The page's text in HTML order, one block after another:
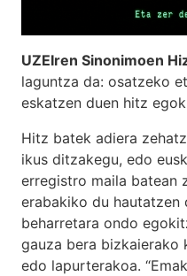
UZEIren Sinonimoen
laguntza da: osatzeko
eskatzen duen hitz
Hitz batek adiera
ikus ditzakegu, edo
erregistro maila batean
erabakiko du hautatzen
beharretara ondo
gauza bera bizkaierako
edo lapurterakoa.